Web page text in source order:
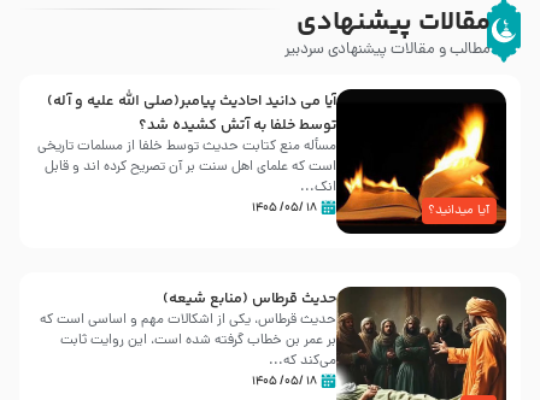
مقالات پیشنهادی
مطالب و مقالات پیشنهادی سردبیر
آیا میدانید؟
آیا می دانید احادیث پیامبر(صلی الله علیه و آله)
توسط خلفا به آتش کشیده شد؟
مسأله منع کتابت حدیث توسط خلفا از مسلمات تاریخی
است که علمای اهل سنت بر آن تصریح کرده اند و قابل
انک...
۱۸ /۰۵/ ۱۴۰۵
حدیث قرطاس (منابع شیعه)
حدیث قرطاس، یکی از اشکالات مهم و اساسی است که
بر عمر بن خطاب گرفته شده است، این روایت ثابت
می‌کند که...
۱۸ /۰۵/ ۱۴۰۵